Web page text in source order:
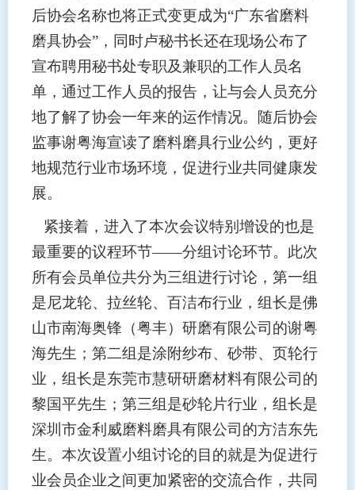
后协会名称也将正式变更成为“广东省磨料
磨具协会”，同时卢秘书长还在现场公布了
宣布聘用秘书处专职及兼职的工作人员名
单，通过工作人员的报告，让与会人员充分
地了解了协会一年来的运作情况。随后协会
监事谢粤海宣读了磨料磨具行业公约，更好
地规范行业市场环境，促进行业共同健康发
展。
紧接着，进入了本次会议特别增设的也是
最重要的议程环节——分组讨论环节。此次
所有会员单位共分为三组进行讨论，第一组
是尼龙轮、拉丝轮、百洁布行业，组长是佛
山市南海奥锋（粤丰）研磨有限公司的谢粤
海先生；第二组是涂附纱布、砂带、页轮行
业，组长是东莞市慧研研磨材料有限公司的
黎国平先生；第三组是砂轮片行业，组长是
深圳市金利威磨料磨具有限公司的方洁东先
生。本次设置小组讨论的目的就是为促进行
业会员企业之间更加紧密的交流合作，共同